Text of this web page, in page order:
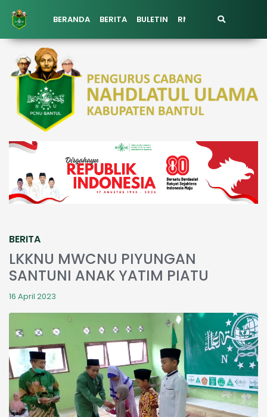
BERANDA BERITA BULETIN RMI PCNU BANTUL
BERITA
LKKNU MWCNU PIYUNGAN
SANTUNI ANAK YATIM PIATU
16 April 2023